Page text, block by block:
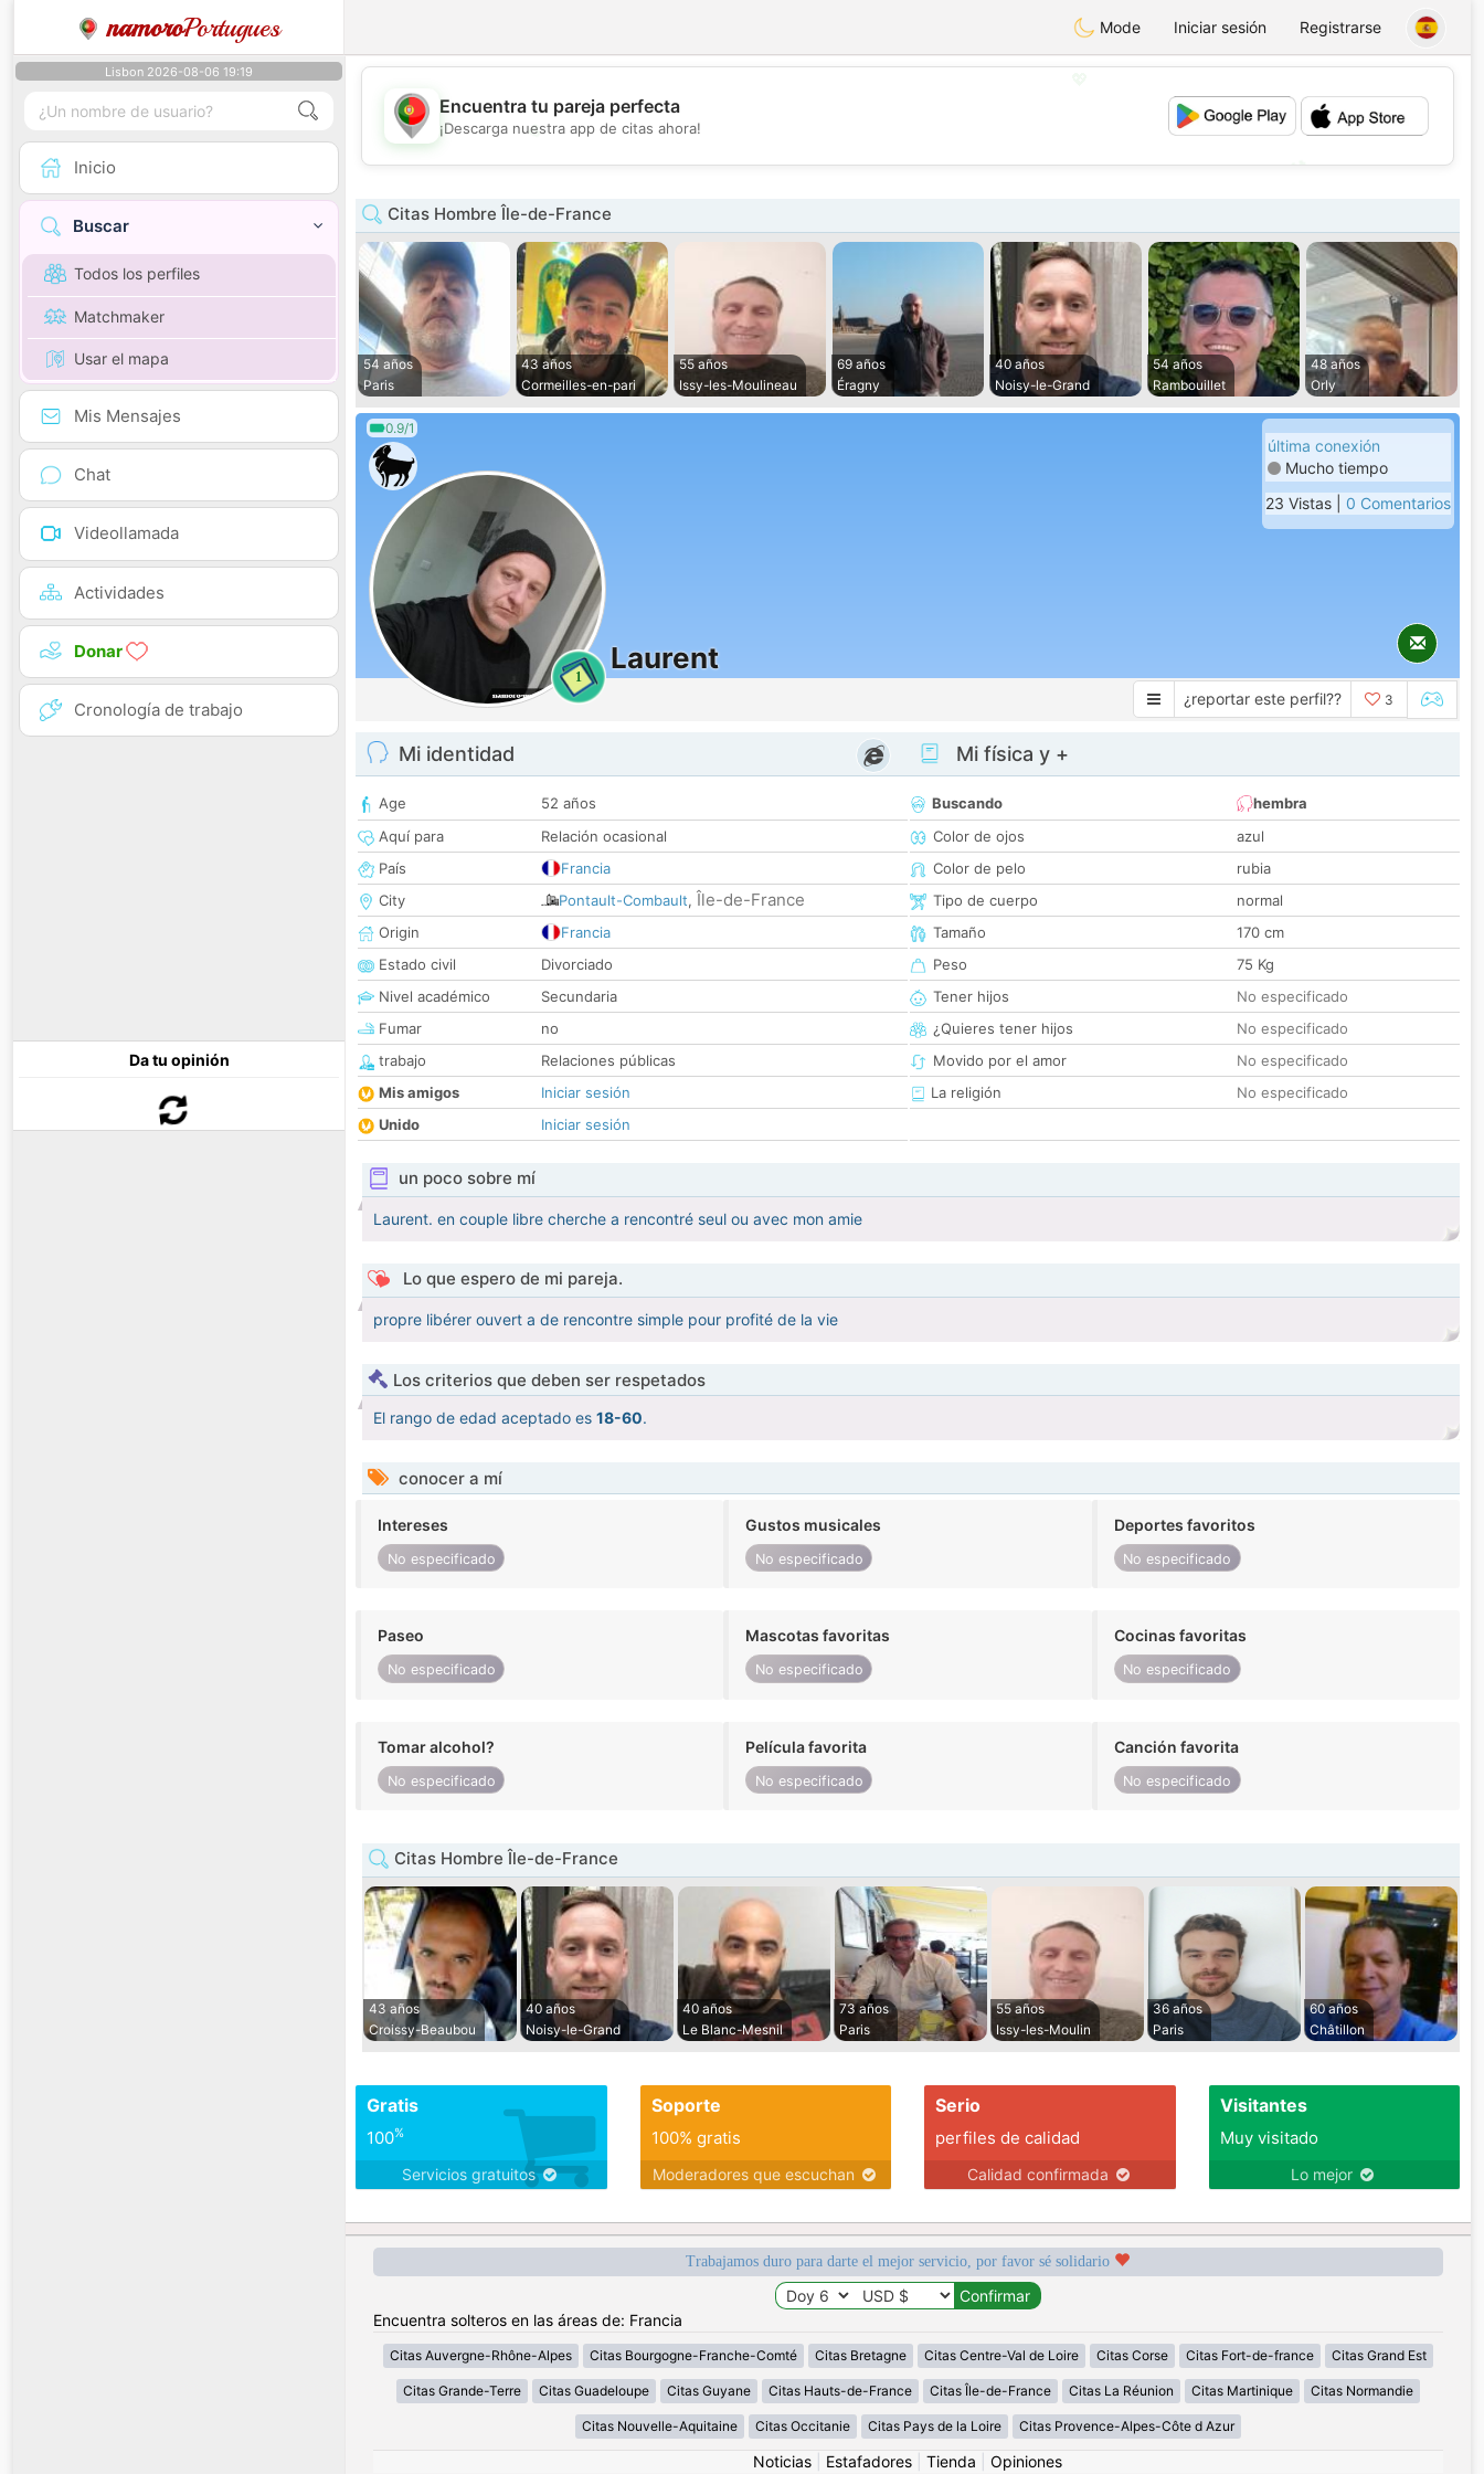
namoroPortugues Mode Iniciar sesión Registrarse
Lisbon 2026-08-06 19:19
Inicio
Buscar
Todos los perfiles
Matchmaker
Usar el mapa
Mis Mensajes
Chat
Videollamada
Actividades
Donar
Cronología de trabajo
Da tu opinión
💖
💕
Encuentra tu pareja perfecta
¡Descarga nuestra app de citas ahora!
Citas Hombre Île-de-France
54 años
Paris
43 años
Cormeilles-en-pari
55 años
Issy-les-Moulineau
69 años
Éragny
40 años
Noisy-le-Grand
54 años
Rambouillet
48 años
Orly
0.9/1
1
Laurent
última conexión
Mucho tiempo
23 Vistas | 0 Comentarios
¿reportar este perfil?? 3
Mi identidad
Age
52 años
Aquí para
Relación ocasional
País
Francia
City
Pontault-Combault, Île-de-France
Origin
Francia
Estado civil
Divorciado
Nivel académico
Secundaria
Fumar
no
trabajo
Relaciones públicas
Mis amigos
Iniciar sesión
Unido
Iniciar sesión
Mi física y +
Buscando
hembra
Color de ojos
azul
Color de pelo
rubia
Tipo de cuerpo
normal
Tamaño
170 cm
Peso
75 Kg
Tener hijos
No especificado
¿Quieres tener hijos
No especificado
Movido por el amor
No especificado
La religión
No especificado
un poco sobre mí
Laurent. en couple libre cherche a rencontré seul ou avec mon amie
Lo que espero de mi pareja.
propre libérer ouvert a de rencontre simple pour profité de la vie
Los criterios que deben ser respetados
El rango de edad aceptado es 18-60.
conocer a mí
Intereses
No especificado
Gustos musicales
No especificado
Deportes favoritos
No especificado
Paseo
No especificado
Mascotas favoritas
No especificado
Cocinas favoritas
No especificado
Tomar alcohol?
No especificado
Película favorita
No especificado
Canción favorita
No especificado
Citas Hombre Île-de-France
43 años
Croissy-Beaubou
40 años
Noisy-le-Grand
40 años
Le Blanc-Mesnil
73 años
Paris
55 años
Issy-les-Moulin
36 años
Paris
60 años
Châtillon
Gratis
100%
Servicios gratuitos
Soporte
100% gratis
Moderadores que escuchan
Serio
perfiles de calidad
Calidad confirmada
Visitantes
Muy visitado
Lo mejor
Trabajamos duro para darte el mejor servicio, por favor sé solidario
Encuentra solteros en las áreas de: Francia
Citas Auvergne-Rhône-Alpes Citas Bourgogne-Franche-Comté Citas Bretagne Citas Centre-Val de Loire Citas Corse Citas Fort-de-france Citas Grand Est
Citas Grande-Terre Citas Guadeloupe Citas Guyane Citas Hauts-de-France Citas Île-de-France Citas La Réunion Citas Martinique Citas Normandie
Citas Nouvelle-Aquitaine Citas Occitanie Citas Pays de la Loire Citas Provence-Alpes-Côte d Azur
Noticias Estafadores Tienda Opiniones